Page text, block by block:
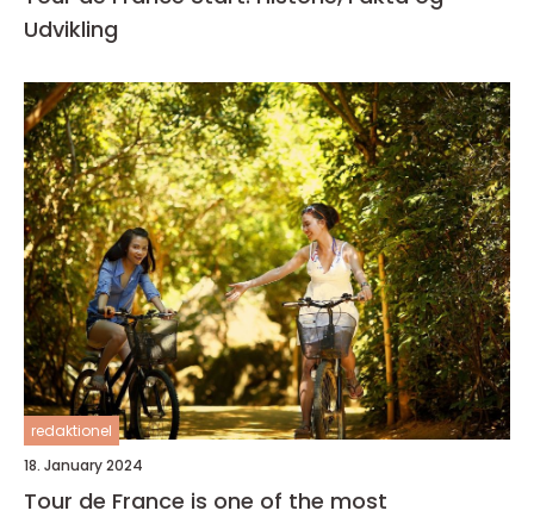
Udvikling
redaktionel
18. January 2024
Tour de France is one of the most